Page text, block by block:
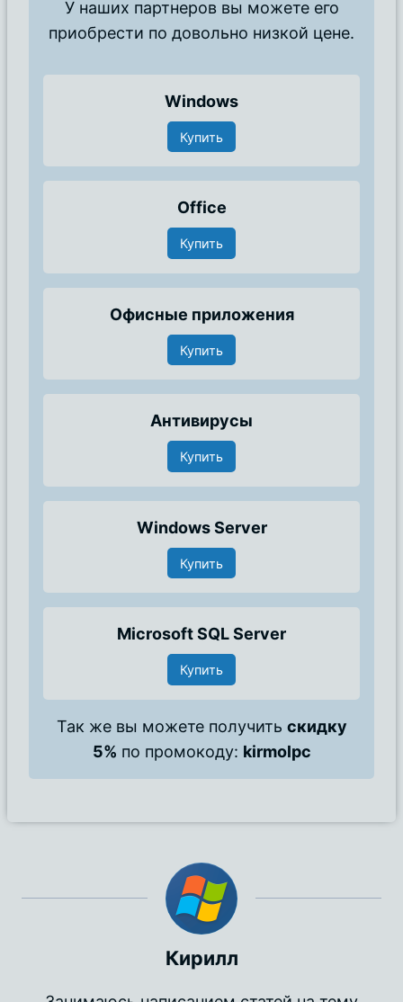
У наших партнеров вы можете его
приобрести по довольно низкой цене.
Windows
Купить
Office
Купить
Офисные приложения
Купить
Антивирусы
Купить
Windows Server
Купить
Microsoft SQL Server
Купить
Так же вы можете получить скидку
5% по промокоду: kirmolpc
Кирилл